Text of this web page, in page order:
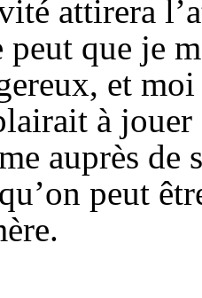
attirera
peut que je
et
à
auprès de
peut